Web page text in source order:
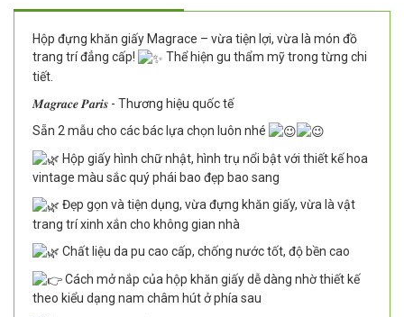
Hộp đựng khăn giấy Magrace – vừa tiện lợi, vừa là món đồ
trang trí đẳng cấp!
Thể hiện gu thẩm mỹ trong từng chi
tiết.
𝑴𝒂𝒈𝒓𝒂𝒄𝒆 𝑷𝒂𝒓𝒊𝒔 - Thương hiệu quốc tế
Sẵn 2 mẫu cho các bác lựa chọn luôn nhé
Hộp giấy hình chữ nhật, hình trụ nổi bật với thiết kế hoa
vintage màu sắc quý phái bao đẹp bao sang
Đẹp gọn và tiện dụng, vừa đựng khăn giấy, vừa là vật
trang trí xinh xắn cho không gian nhà
Chất liệu da pu cao cấp, chống nước tốt, độ bền cao
Cách mở nắp của hộp khăn giấy dễ dàng nhờ thiết kế
theo kiểu dạng nam châm hút ở phía sau